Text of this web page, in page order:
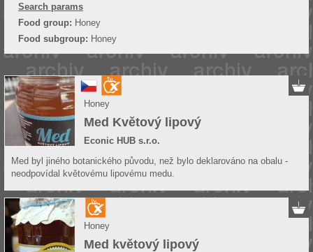
Search params
Food group: Honey
Food subgroup: Honey
Honey
Med Květový lipový
Econic HUB s.r.o.
Med byl jiného botanického původu, než bylo deklarováno na obalu -
neodpovídal květovému lipovému medu.
Honey
Med květový lipový